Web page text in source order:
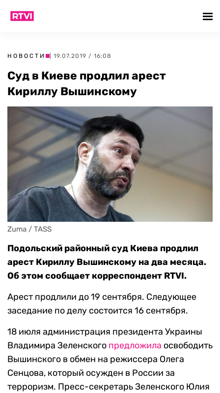
НОВОСТИ | 19.07.2019 / 16:08
Суд в Киеве продлил арест
Кириллу Вышинскому
Zuma / TASS
Подольский районный суд Киева продлил
арест Кириллу Вышинскому на два месяца.
Об этом сообщает корреспондент RTVI.
Арест продлили до 19 сентября. Следующее
заседание по делу состоится 16 сентября.
18 июля администрация президента Украины
Владимира Зеленского предложила освободить
Вышинского в обмен на режиссера Олега
Сенцова, который осужден в России за
терроризм. Пресс-секретарь Зеленского Юлия